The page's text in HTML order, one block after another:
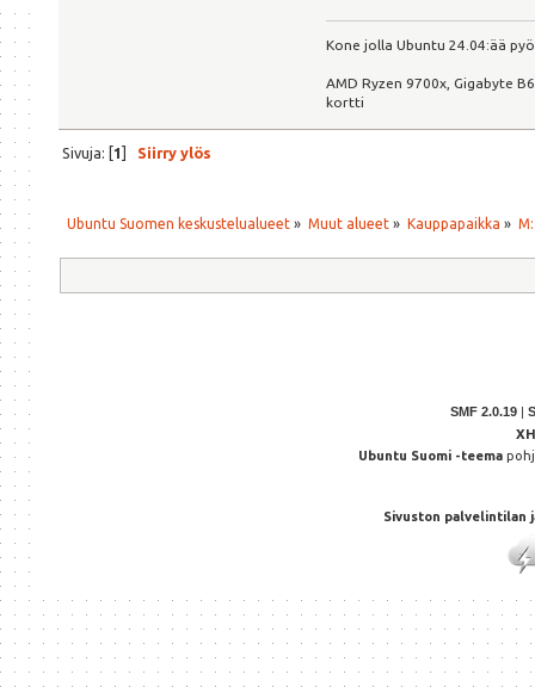
Kone jolla Ubuntu 24.04:ää
AMD Ryzen 9700x, Gigabyte
kortti
Sivuja: [1] Siirry ylös
Ubuntu Suomen keskustelualueet » Muut alueet» Kauppapaikka »
SMF 2.0.19
Ubuntu Suomi -teema
Sivuston palvelintilan